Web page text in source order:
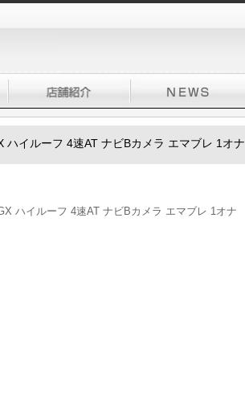
イルーフ 4速AT ナビBカメラ エマブレ 1オナ
ハイルーフ 4速AT ナビBカメラ エマブレ 1オナ